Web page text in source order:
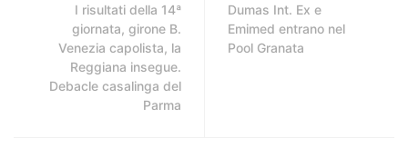
I risultati della 14ª
giornata, girone B.
Venezia capolista, la
Reggiana insegue.
Debacle casalinga del
Parma
Dumas Int. Ex e
Emimed entrano nel
Pool Granata